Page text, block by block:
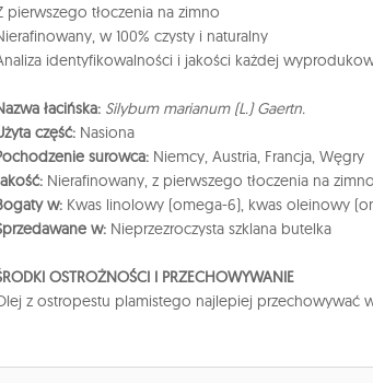
pierwszego tłoczenia na zimno
w 100% czysty i naturalny
identyfikowalności i jakości każdej
łacińska: Silybum marianum (L.) Gaertn.
część: Nasiona
surowca: Niemcy, Austria, Francja, Węgry
Nierafinowany, z pierwszego tłoczenia na zimno
w: Kwas linolowy (omega-6), kwas oleinowy
w: Nieprzezroczysta szklana butelka
OSTROŻNOŚCI I PRZECHOWYWANIE
z ostropestu plamistego najlepiej przechowywać